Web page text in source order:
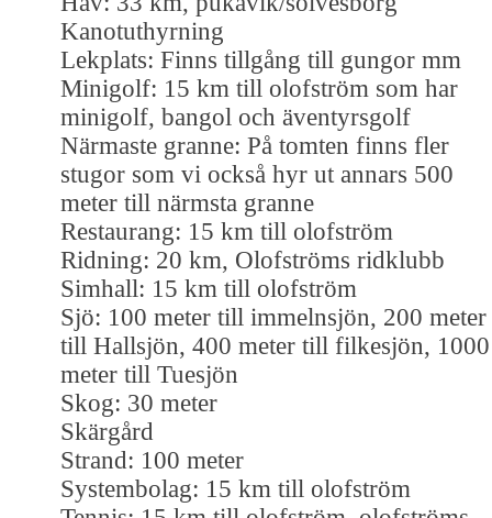
Kanotuthyrning
Lekplats: Finns tillgång till gungor mm
Minigolf: 15 km till olofström som har
minigolf, bangol och äventyrsgolf
Närmaste granne: På tomten finns fler
stugor som vi också hyr ut annars 500
meter till närmsta granne
Restaurang: 15 km till olofström
Ridning: 20 km, Olofströms ridklubb
Simhall: 15 km till olofström
Sjö: 100 meter till immelnsjön, 200 meter
till Hallsjön, 400 meter till filkesjön, 1000
meter till Tuesjön
Skog: 30 meter
Skärgård
Strand: 100 meter
Systembolag: 15 km till olofström